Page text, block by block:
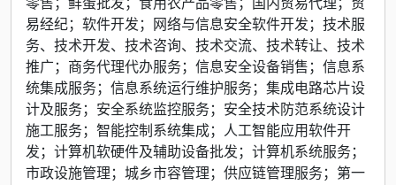
易经纪；软件开发；网络与信息安全软件开发；技术服
务、技术开发、技术咨询、技术交流、技术转让、技术
推广；商务代理代办服务；信息安全设备销售；信息系
统集成服务；信息系统运行维护服务；集成电路芯片设
计及服务；安全系统监控服务；安全技术防范系统设计
施工服务；智能控制系统集成；人工智能应用软件开
发；计算机软硬件及辅助设备批发；计算机系统服务；
市政设施管理；城乡市容管理；供应链管理服务；第一